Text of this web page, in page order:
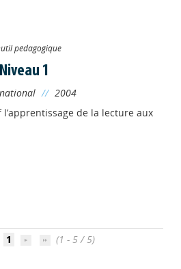
pédagogique
1
// 2004
de la lecture aux
1 (1 - 5 / 5)